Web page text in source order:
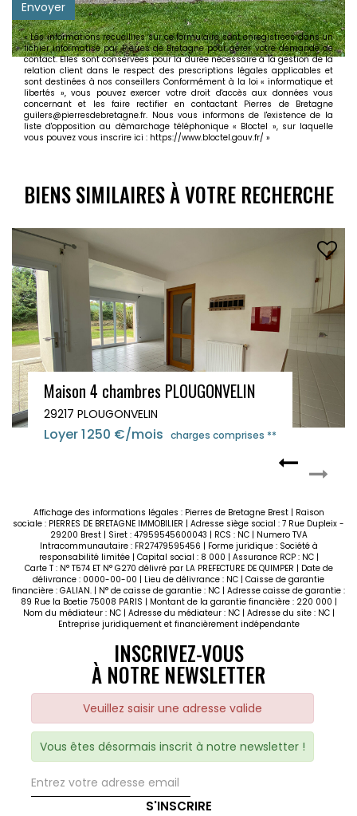
Envoyer
« Les informations recueillies sur ce formulaire sont enregistrées dans un
fichier informatisé par Pierres de Bretagne pour gérer votre demande de
contact. Elles sont conservées pour la durée nécessaire à la gestion de la
relation client dans le respect des prescriptions légales applicables et
sont destinées à nos conseillers Conformément à la loi « informatique et
libertés », vous pouvez exercer votre droit d'accès aux données vous
concernant et les faire rectifier en contactant Pierres de Bretagne
guilers@pierresdebretagne.fr. Nous vous informons de l'existence de la
liste d'opposition au démarchage téléphonique « Bloctel », sur laquelle
vous pouvez vous inscrire ici : https://www.bloctel.gouv.fr/ »
BIENS SIMILAIRES À VOTRE RECHERCHE
Maison 4 chambres PLOUGONVELIN
29217 PLOUGONVELIN
Loyer 1 250 €/mois charges comprises **
Affichage des informations légales : Pierres de Bretagne Brest | Raison
sociale : PIERRES DE BRETAGNE IMMOBILIER | Adresse siège social : 7 Rue Dupleix -
29200 Brest | Siret : 47959545600043 | RCS : NC | Numero TVA
Intracommunautaire : FR27479595456 | Forme juridique : Société à
responsabilité limitée | Capital social : 8 000 | Assurance RCP : NC |
Carte T : N° T574 ET N° G270 délivré par LA PREFECTURE DE QUIMPER | Date de
délivrance : 0000-00-00 | Lieu de délivrance : NC | Caisse de garantie
financière : GALIAN. | N° de caisse de garantie : NC | Adresse caisse de garantie :
89 Rue la Boetie 75008 PARIS | Montant de la garantie financière : 220 000 |
Nom du médiateur : NC | Adresse du médiateur : NC | Adresse du site : NC |
Entreprise juridiquement et financièrement indépendante
INSCRIVEZ-VOUS
À NOTRE NEWSLETTER
Veuillez saisir une adresse valide
Vous êtes désormais inscrit à notre newsletter !
S'INSCRIRE